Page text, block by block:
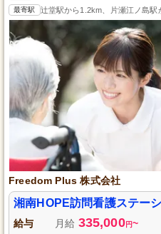
最寄駅 辻堂駅から1.2km、片瀬江ノ島
Freedom Plus 株式会社
湘南HOPE訪問看護ステー
給与 月給 335,000円~